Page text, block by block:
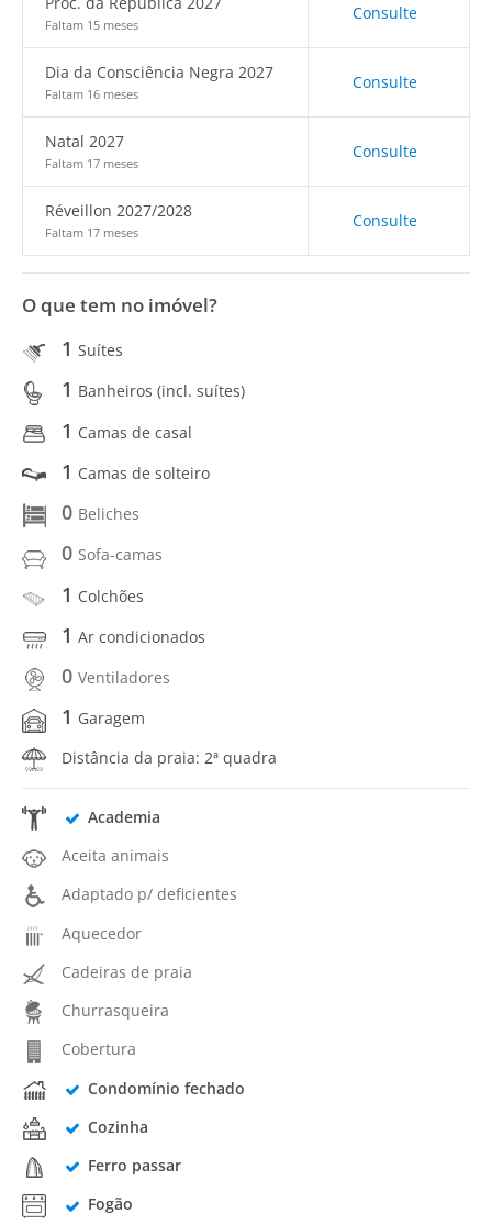
Faltam 15 meses
Consulte
Dia da Consciência Negra 2027
Faltam 16 meses
Consulte
Natal 2027
Faltam 17 meses
Consulte
Réveillon 2027/2028
Faltam 17 meses
Consulte
O que tem no imóvel?
1 Suítes
1 Banheiros (incl. suítes)
1 Camas de casal
1 Camas de solteiro
0 Beliches
0 Sofa-camas
1 Colchões
1 Ar condicionados
0 Ventiladores
1 Garagem
Distância da praia: 2ª quadra
Academia
Aceita animais
Adaptado p/ deficientes
Aquecedor
Cadeiras de praia
Churrasqueira
Cobertura
Condomínio fechado
Cozinha
Ferro passar
Fogão